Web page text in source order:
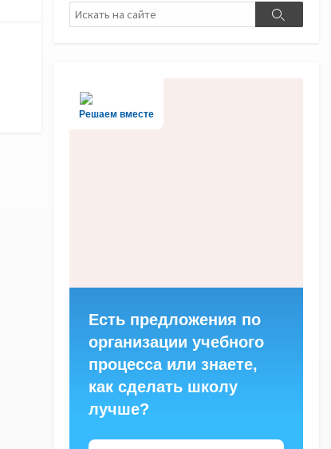
Поиск
Поиск
Решаем вместе
Есть предложения по
организации учебного
процесса или знаете,
как сделать школу
лучше?